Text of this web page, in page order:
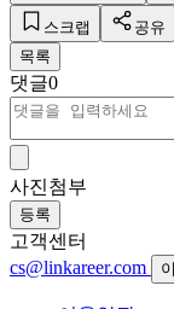
스크랩 공유
목록
댓글0
사진첨부
등록
고객센터
cs@linkareer.com